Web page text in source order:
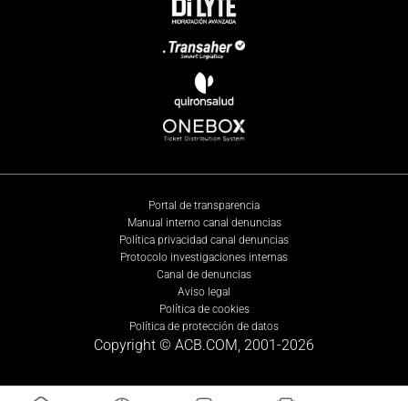
Portal de transparencia
Manual interno canal denuncias
Política privacidad canal denuncias
Protocolo investigaciones internas
Canal de denuncias
Aviso legal
Política de cookies
Política de protección de datos
Copyright © ACB.COM, 2001-2026